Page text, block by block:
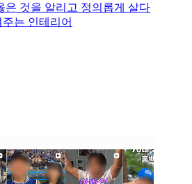
은 것을 알리고 정의롭게 살다
는 인테리어